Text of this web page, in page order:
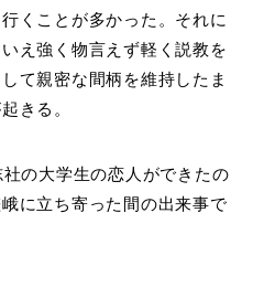
くことが多かった。それに
え強く物言えず軽く説教を
て親密な間柄を維持したま
きる。
の大学生の恋人ができたの
に立ち寄った間の出来事で